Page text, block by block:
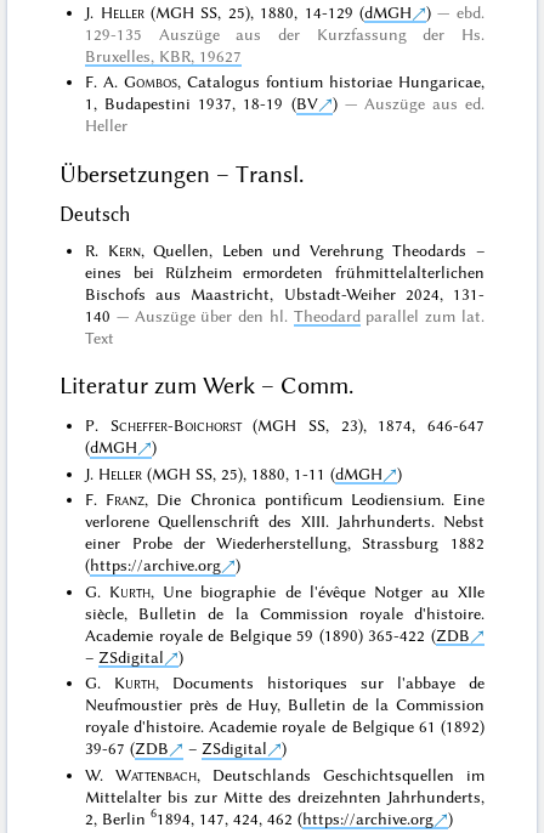
J. Heller(MGH SS, 25), 1880, 14-129 (dMGH )
ebd.
129-135 Auszüge aus der Kurzfassung der Hs.
Bruxelles, KBR, 19627
F. A.Gombos, Catalogus fontium historiae Hungaricae,
1, Budapestini 1937, 18-19 (BV )
Auszüge aus ed.
Heller
Übersetzungen – Transl.
Deutsch
R. Kern, Quellen, Leben und Verehrung Theodards –
eines bei Rülzheim ermordeten frühmittelalterlichen
Bischofs aus Maastricht, Ubstadt-Weiher 2024, 131-
140
Auszüge über den hl. Theodardparallel zum lat.
Text
Literatur zum Werk – Comm.
P. Scheffer-Boichorst(MGH SS, 23), 1874, 646-647
(dMGH
)
J. Heller (MGH SS, 25), 1880, 1-11 (dMGH
)
F. Franz, Die Chronica pontificum Leodiensium. Eine
verlorene Quellenschrift des XIII. Jahrhunderts. Nebst
einer Probe der Wiederherstellung, Strassburg 1882
(https://archive.org
)
G. Kurth, Une biographie de l'évêque Notger au XIIe
siècle, Bulletin de la Commission royale d'histoire.
Academie royale de Belgique 59 (1890) 365-422 (ZDB
– ZSdigital
)
G. Kurth, Documents historiques sur l'abbaye de
Neufmoustier près de Huy, Bulletin de la Commission
royale d'histoire. Academie royale de Belgique 61 (1892)
39-67 (ZDB –ZSdigital
)
W.Wattenbach, Deutschlands Geschichtsquellen im
Mittelalter bis zur Mitte des dreizehnten Jahrhunderts,
2, Berlin61894, 147, 424, 462 (https://archive.org
)